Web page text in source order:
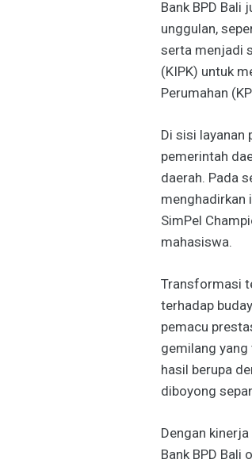
Bank BPD Bali
unggulan,
serta menjadi
(KIPK) untuk
Perumahan
Di sisi layanan
pemerintah
daerah. Pada
menghadirkan
SimPel
mahasiswa.
Transformasi
terhadap
pemacu
gemilang yang
hasil berupa
diboyong
Dengan
Bank BPD